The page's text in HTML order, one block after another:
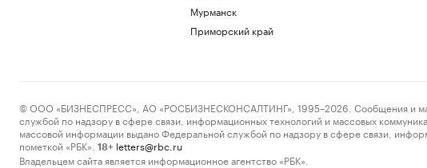
Мурманск
Приморский край
© ООО «БИЗНЕСПРЕСС», АО «РОСБИЗНЕСКОНСАЛТИНГ», 1995–2026. Сообщения и
службой по надзору в сфере связи, информационных технологий и массовых
массовой информации выдано Федеральной службой по надзору в сфере связи,
пометкой «РБК».
18+ letters@rbc.ru
Владельцем сайта является информационное агентство «РБК».